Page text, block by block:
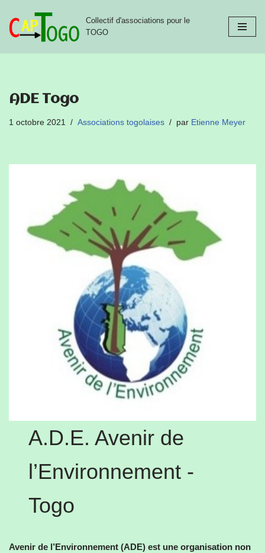
Aller
Collectif d'associations pour le
TOGO
ADE Togo
1 octobre 2021 Associations togolaises par Etienne Meyer
A.D.E. Avenir de
l’Environnement -
Togo
Avenir de l’Environnement (ADE) est une organisation non